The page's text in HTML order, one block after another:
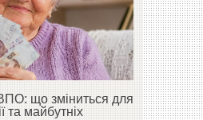
що зміниться для
та майбутніх